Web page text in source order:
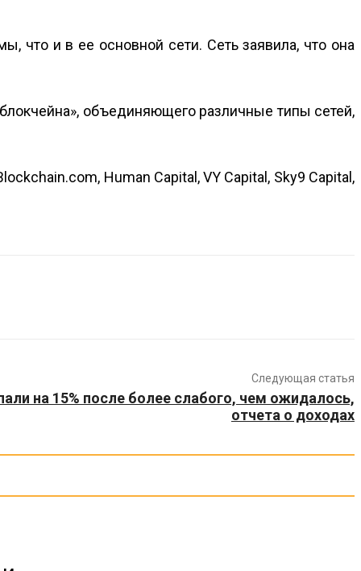
что и в ее основной сети. Сеть заявила, что она
объединяющего различные типы сетей,
Human Capital, VY Capital, Sky9 Capital,
Следующая статья
на 15% после более слабого, чем ожидалось,
отчета о доходах